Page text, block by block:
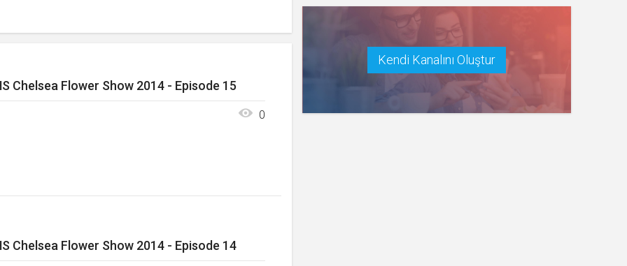
Clematis
Chelsea Flower Show 2014 - Episode 15
0
Chelsea Flower Show 2014 - Episode 14
Kendi Kanalını Oluştur